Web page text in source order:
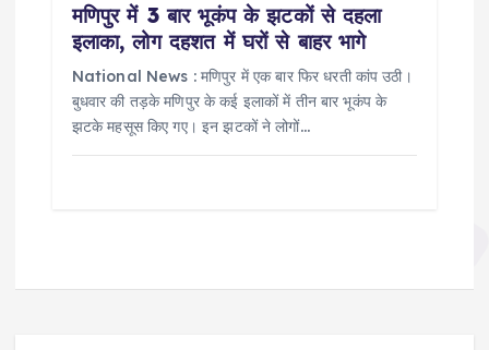
मणिपुर में 3 बार भूकंप के झटकों से दहला
इलाका, लोग दहशत में घरों से बाहर भागे
National News : मणिपुर में एक बार फिर धरती कांप उठी।
बुधवार की तड़के मणिपुर के कई इलाकों में तीन बार भूकंप के
झटके महसूस किए गए। इन झटकों ने लोगों…